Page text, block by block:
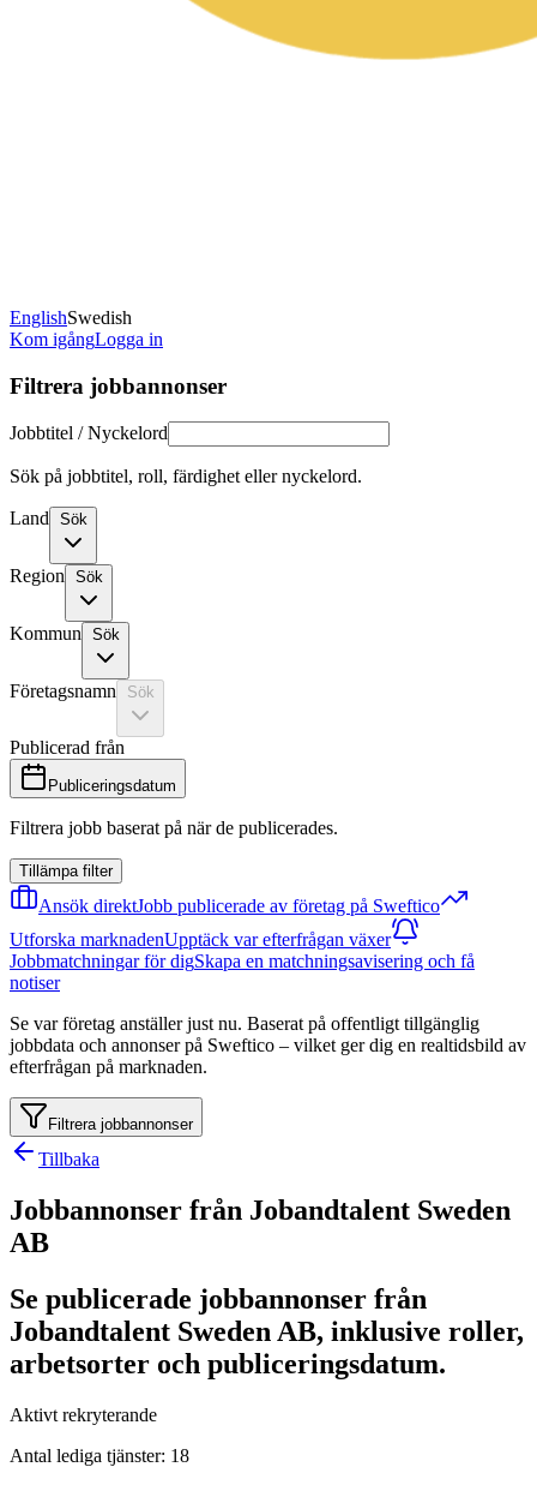
EnglishSwedish
Kom igångLogga in
Filtrera jobbannonser
Jobbtitel / Nyckelord
Sök på jobbtitel, roll, färdighet eller nyckelord.
Land Sök
Region Sök
Kommun Sök
Företagsnamn Sök
Publicerad från
Publiceringsdatum
Filtrera jobb baserat på när de publicerades.
Tillämpa filter
Ansök direktJobb publicerade av företag på Sweftico
Utforska marknadenUpptäck var efterfrågan växer
Jobbmatchningar för digSkapa en matchningsavisering och få
notiser
Se var företag anställer just nu. Baserat på offentligt tillgänglig
jobbdata och annonser på Sweftico – vilket ger dig en realtidsbild av
efterfrågan på marknaden.
Filtrera jobbannonser
Tillbaka
Jobbannonser från Jobandtalent Sweden
AB
Se publicerade jobbannonser från
Jobandtalent Sweden AB, inklusive roller,
arbetsorter och publiceringsdatum.
Aktivt rekryterande
Antal lediga tjänster: 18